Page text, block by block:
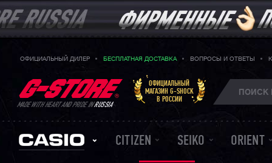
ОФИЦИАЛЬНЫЙ ДИЛЕР БЕСПЛАТНАЯ ДОСТАВКА ВОПРОСЫ И ОТВЕТЫ
MADE WITH HEART AND PRIDE INRUSSIA
ОФИЦИАЛЬНЫЙ
МАГАЗИН G-SHOCK
В РОССИИ
CITIZEN SEIKO ORIENT